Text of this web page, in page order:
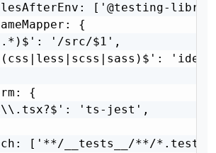
['@testing-
{
'/src/$1',
{
'ts-jest',
['**/__tests__/**/